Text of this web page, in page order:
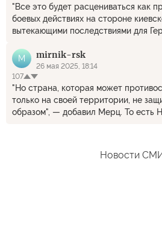
"Все это будет расцениваться как
боевых действиях на стороне
вытекающими последствиями для
опять весь пар уйдет в свисток.
M mirnik-rsk
26 мая 2025, 18:14
107
"Но страна, которая может
только на своей территории, не
образом", — добавил Мерц. То есть
Новости